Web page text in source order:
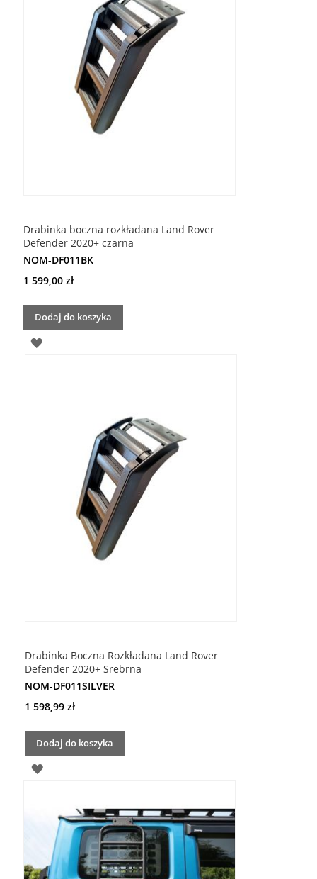
Drabinka boczna rozkładana Land Rover
Defender 2020+ czarna
NOM-DF011BK
1 599,00 zł
Dodaj do koszyka
DODAJ
Drabinka Boczna Rozkładana Land Rover
Defender 2020+ Srebrna
NOM-DF011SILVER
1 598,99 zł
Dodaj do koszyka
DODAJ
LISTY
ŻYCZEŃ